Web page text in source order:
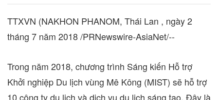
TTXVN (NAKHON PHANOM, Thái Lan , ngày 2
tháng 7 năm 2018 /PRNewswire-AsiaNet/--
Trong năm 2018, chương trình Sáng kiến Hỗ trợ
Khởi nghiệp Du lịch vùng Mê Kông (MIST) sẽ hỗ trợ
10 công ty du lịch và dịch vụ du lịch sáng tạo. Đây là